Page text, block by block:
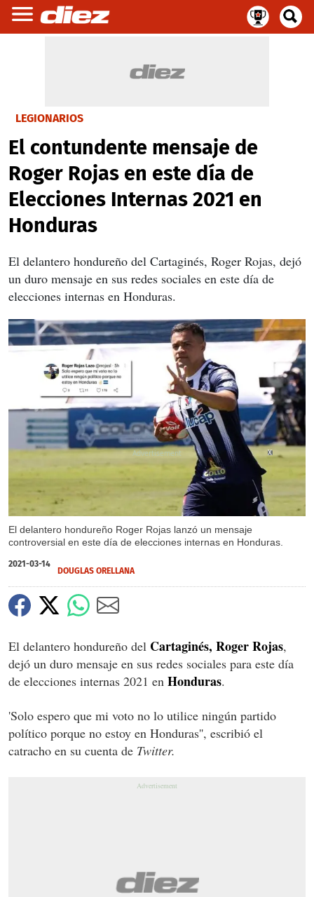
LEGIONARIOS
El contundente mensaje de
Roger Rojas en este día de
Elecciones Internas 2021 en
Honduras
El delantero hondureño del Cartaginés, Roger Rojas, dejó
un duro mensaje en sus redes sociales en este día de
elecciones internas en Honduras.
El delantero hondureño Roger Rojas lanzó un mensaje
controversial en este día de elecciones internas en Honduras.
X
2021-03-14
DOUGLAS ORELLANA
El delantero hondureño del Cartaginés, Roger Rojas,
dejó un duro mensaje en sus redes sociales para este día
de elecciones internas 2021 en Honduras.
'Solo espero que mi voto no lo utilice ningún partido
político porque no estoy en Honduras'', escribió el
catracho en su cuenta de Twitter.